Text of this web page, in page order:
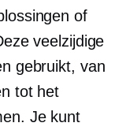
of
veelzijdige
gebruikt, van
tot het
Je kunt